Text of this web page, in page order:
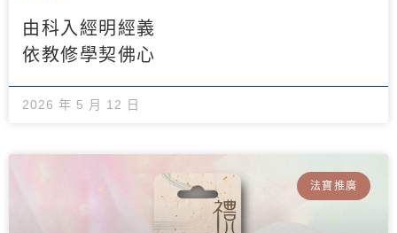
由科入經明經義
依教修學契佛心
2026 年 5 月 12 日
法寶推廣